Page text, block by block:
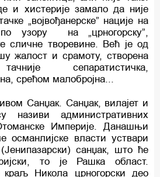
и хистерије замало да није
„војвођанерске” нације на
узору на „црногорску”,
сличне творевине. Већ је од
жалост и срамоту, створена
сепаратистичка,
срећом малобројна...
Санџак. Санџак, вилајет и
називи административних
Империје. Данашњи
османлијске власти уствари
санџак, што ће
то је Рашка област.
Никола црногорски део